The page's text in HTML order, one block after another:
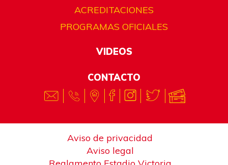
ACREDITACIONES
PROGRAMAS OFICIALES
VIDEOS
CONTACTO
Aviso de privacidad
Aviso legal